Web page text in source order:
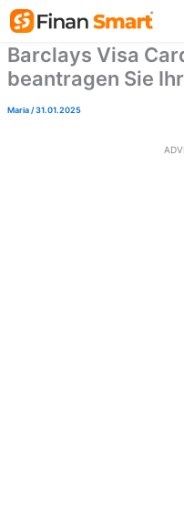
Skip
content
Barclays Visa
beantragen Sie
Maria/31.01.2025